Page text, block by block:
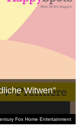
Fox Home Entertainment
Witwen"